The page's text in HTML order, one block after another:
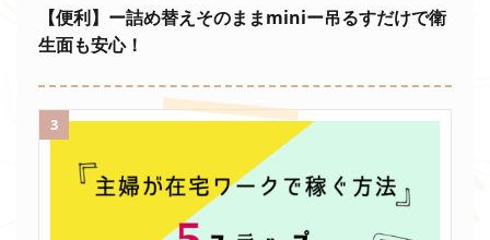
【便利】ー詰め替えそのままminiー吊るすだけで衛
生面も安心！
3